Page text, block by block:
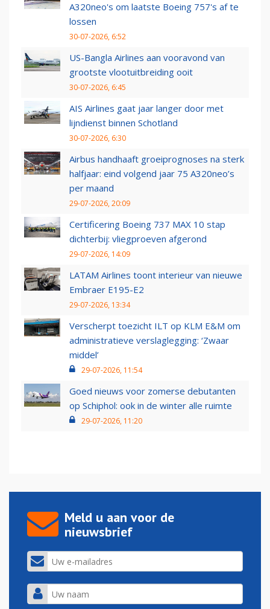
A320neo's om laatste Boeing 757's af te
lossen
30-07-2026, 6:52
US-Bangla Airlines aan vooravond van
grootste vlootuitbreiding ooit
30-07-2026, 6:45
AIS Airlines gaat jaar langer door met
lijndienst binnen Schotland
30-07-2026, 6:30
Airbus handhaaft groeiprognoses na sterk
halfjaar: eind volgend jaar 75 A320neo’s
per maand
29-07-2026, 20:09
Certificering Boeing 737 MAX 10 stap
dichterbij: vliegproeven afgerond
29-07-2026, 14:09
LATAM Airlines toont interieur van nieuwe
Embraer E195-E2
29-07-2026, 13:34
Verscherpt toezicht ILT op KLM E&M om
administratieve verslaglegging: ‘Zwaar
middel’
29-07-2026, 11:54
Goed nieuws voor zomerse debutanten
op Schiphol: ook in de winter alle ruimte
29-07-2026, 11:20
Meld u aan voor de
nieuwsbrief